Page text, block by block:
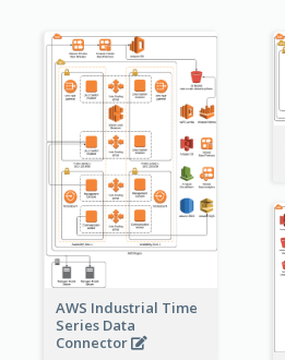
AWS Industrial Time
Series Data
Connector